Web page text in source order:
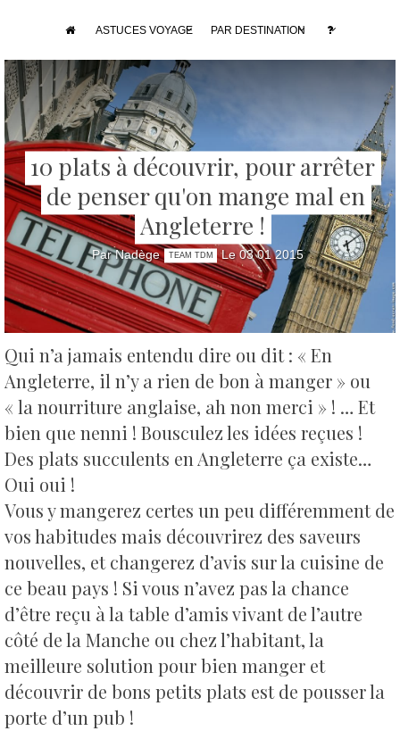
ASTUCES VOYAGE PAR DESTINATION
10 plats à découvrir, pour arrêter
de penser qu'on mange mal en
Angleterre !
Par Nadège TEAM TDM Le 03 01 2015
Qui n’a jamais entendu dire ou dit : « En
Angleterre, il n’y a rien de bon à manger » ou
« la nourriture anglaise, ah non merci » ! … Et
bien que nenni ! Bousculez les idées reçues !
Des plats succulents en Angleterre ça existe…
Oui oui !
Vous y mangerez certes un peu différemment de
vos habitudes mais découvrirez des saveurs
nouvelles, et changerez d’avis sur la cuisine de
ce beau pays ! Si vous n’avez pas la chance
d’être reçu à la table d’amis vivant de l’autre
côté de la Manche ou chez l’habitant, la
meilleure solution pour bien manger et
découvrir de bons petits plats est de pousser la
porte d’un pub !